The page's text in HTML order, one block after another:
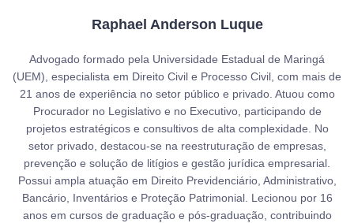
Raphael Anderson Luque
Advogado formado pela Universidade Estadual de Maringá
(UEM), especialista em Direito Civil e Processo Civil, com mais de
21 anos de experiência no setor público e privado. Atuou como
Procurador no Legislativo e no Executivo, participando de
projetos estratégicos e consultivos de alta complexidade. No
setor privado, destacou-se na reestruturação de empresas,
prevenção e solução de litígios e gestão jurídica empresarial.
Possui ampla atuação em Direito Previdenciário, Administrativo,
Bancário, Inventários e Proteção Patrimonial. Lecionou por 16
anos em cursos de graduação e pós-graduação, contribuindo